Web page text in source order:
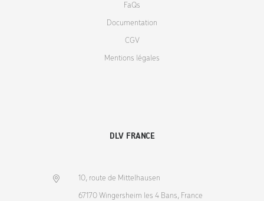
FaQs
Documentation
CGV
Mentions légales
DLV FRANCE
10, route de Mittelhausen
67170 Wingersheim les 4 Bans, France